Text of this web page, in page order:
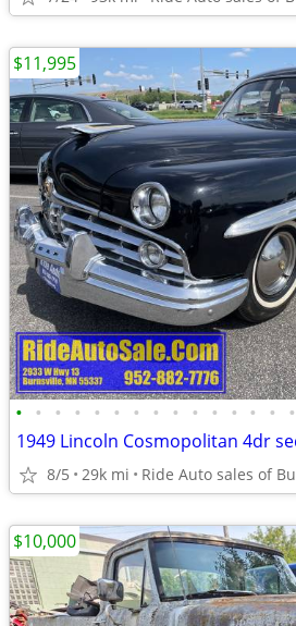
• • • • • • • • • • • • • • •
8/5 29k mi Ride Auto sales of
$11,995
$10,000